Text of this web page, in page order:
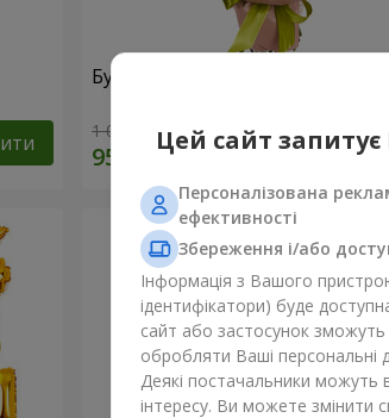
Букет "9 білих троянд"
1 066 грнЦей сайт
Персоналізована
ефективності
Збереження і/або
Інформація з Вашого
ідентифікатори) буде
сайт або застосунок
обробляти Ваші персональні
Деякі постачальники можуть
інтересу. Ви можете змінити